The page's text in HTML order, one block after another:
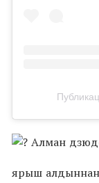
Алман
ярыш алдыннан